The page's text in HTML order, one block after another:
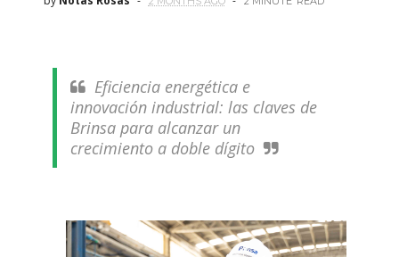
Eficiencia energética e
innovación industrial: las claves de
Brinsa para alcanzar un
crecimiento a doble dígito